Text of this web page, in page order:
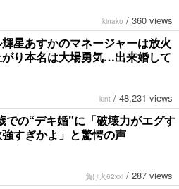
kinako / 360 views
輝星あすかのマネージャーは放火
り本名は大場勇気…出来婚して
kint / 48,231 views
での“デキ婚”に「破壊力がエグす
すぎかよ」と驚愕の声
負け犬62xxi / 287 views